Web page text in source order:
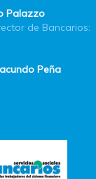
Palazzo
de Bancarios:
Peña